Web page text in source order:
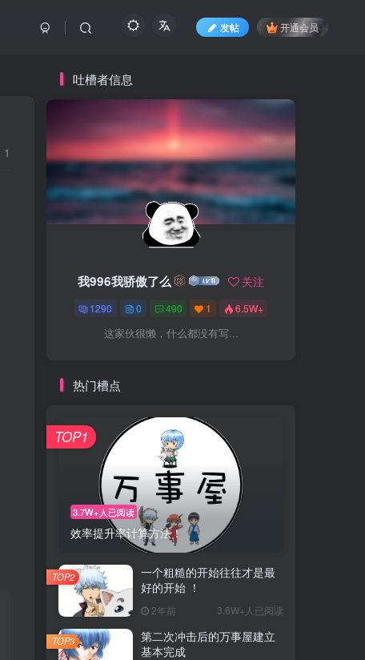
发帖 开通会员
1
吐槽者信息
我996我骄傲了么 关注
1290 0 490 1 6.5W+
这家伙很懒，什么都没有写...
热门槽点
3.7W+人已阅读
效率提升率计算方法！
TOP1
一个粗糙的开始往往才是最
好的开始 ！
2年前 3.6W+人已阅读
TOP2
第二次冲击后的万事屋建立
基本完成
TOP3